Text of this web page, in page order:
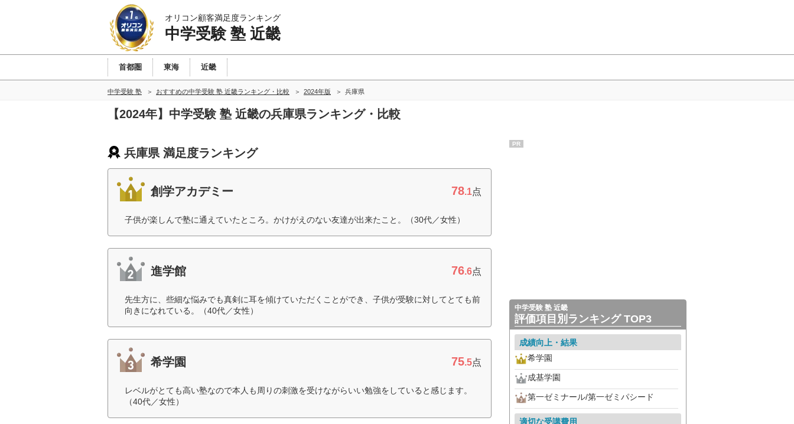
オリコン顧客満足度ランキング
中学受験 塾 近畿
首都圏 東海 近畿
中学受験 塾 おすすめの中学受験 塾 近畿ランキング・比較 2024年版 兵庫県
【2024年】中学受験 塾 近畿の兵庫県ランキング・比較
兵庫県 満足度ランキング
創学アカデミー 78.1点
子供が楽しんで塾に通えていたところ。かけがえのない友達が出来たこと。（30代／女性）
進学館 76.6点
先生方に、些細な悩みでも真剣に耳を傾けていただくことができ、子供が受験に対してとても前
向きになれている。（40代／女性）
希学園 75.5点
レベルがとても高い塾なので本人も周りの刺激を受けながらいい勉強をしていると感じます。
（40代／女性）
PR
中学受験 塾 近畿
評価項目別ランキング TOP3
成績向上・結果
希学園
成基学園
第一ゼミナール/第一ゼミパシード
適切な受講費用